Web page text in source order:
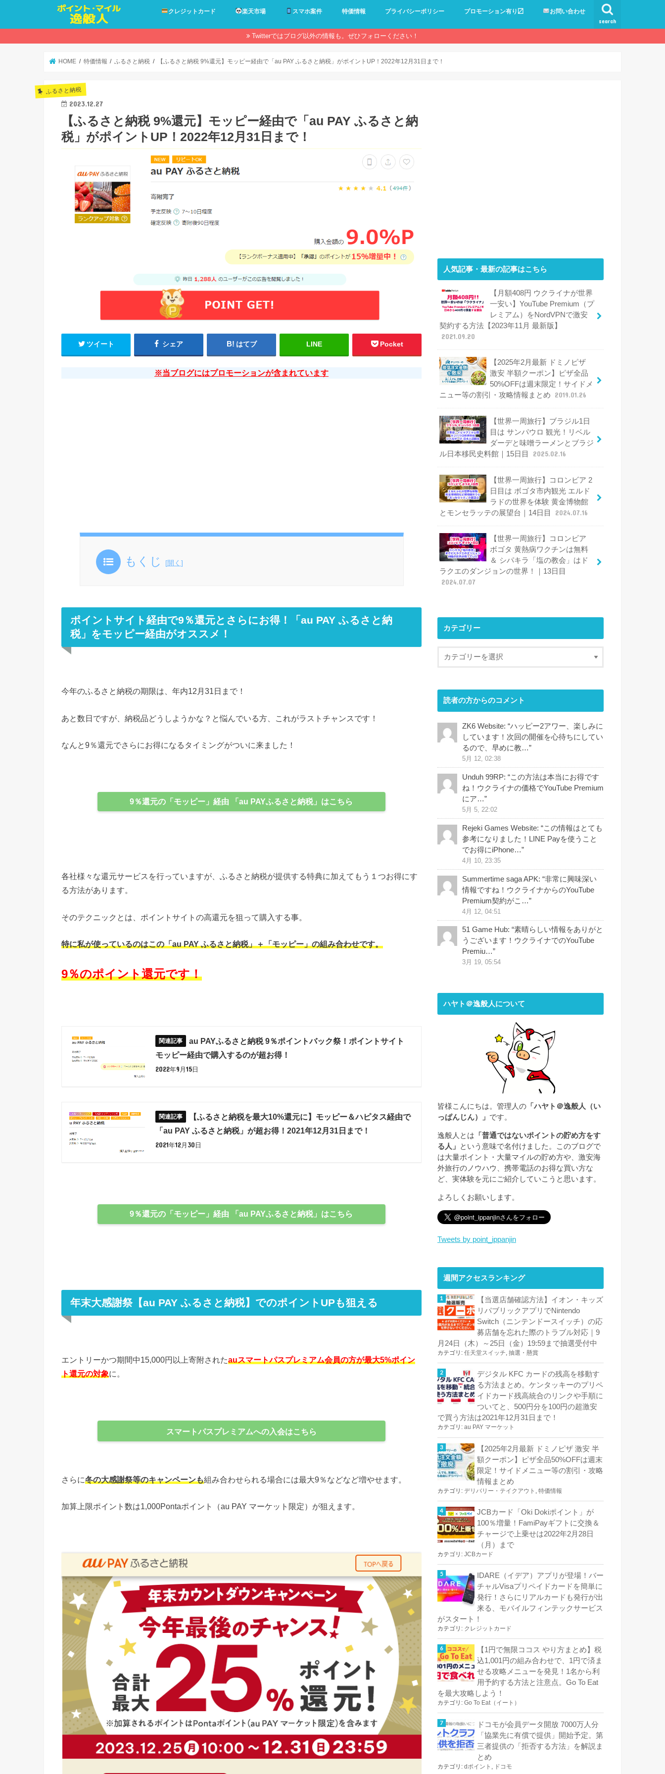
search
クレジットカード 楽天市場 スマホ案件 特価情報 プライバシーポリシー プロモーション有り〼 お問い合わせ
Twitterではブログ以外の情報も。ぜひフォローください！
HOME 特価情報 ふるさと納税 【ふるさと納税 9%還元】モッピー経由で「au PAY ふるさと納税」がポイントUP！2022年12月31日まで！
ふるさと納税
2023.12.27
【ふるさと納税 9%還元】モッピー経由で「au PAY ふるさと納
税」がポイントUP！2022年12月31日まで！
ツイート シェア はてブ LINE Pocket
※当ブログにはプロモーションが含まれています
もくじ [開く ]
ポイントサイト経由で9％還元とさらにお得！「au PAY ふるさと納
税」をモッピー経由がオススメ！
今年のふるさと納税の期限は、年内12月31日まで！
あと数日ですが、納税品どうしようかな？と悩んでいる方、これがラストチャンスです！
なんと9％還元でさらにお得になるタイミングがついに来ました！
9％還元の「モッピー」経由 「au PAYふるさと納税」はこちら
各社様々な還元サービスを行っていますが、ふるさと納税が提供する特典に加えてもう１つお得にす
る方法があります。
そのテクニックとは、ポイントサイトの高還元を狙って購入する事。
特に私が使っているのはこの「au PAY ふるさと納税」＋「モッピー」の組み合わせです。
9％のポイント還元です！
au PAYふるさと納税 9％ポイントバック祭！ポイントサイト
モッピー経由で購入するのが超お得！
2022年9月15日
【ふるさと納税を最大10%還元に】モッピー＆ハピタス経由で
「au PAY ふるさと納税」が超お得！2021年12月31日まで！
2021年12月30日
9％還元の「モッピー」経由 「au PAYふるさと納税」はこちら
年末大感謝祭【au PAY ふるさと納税】でのポイントUPも狙える
エントリーかつ期間中15,000円以上寄附されたauスマートパスプレミアム会員の方が最大5%ポイン
ト還元の対象に。
スマートパスプレミアムへの入会はこちら
さらに冬の大感謝祭等のキャンペーンも組み合わせられる場合には最大9％などなど増やせます。
加算上限ポイント数は1,000Pontaポイント（au PAY マーケット限定）が狙えます。
人気記事・最新の記事はこちら
【月額408円 ウクライナが世界
一安い】YouTube Premium（プ
レミアム）をNordVPNで激安
契約する方法【2023年11月 最新版】
2021.09.20
【2025年2月最新 ドミノピザ
激安 半額クーポン】ピザ全品
50%OFFは週末限定！サイドメ
ニュー等の割引・攻略情報まとめ
2019.01.26
【世界一周旅行】ブラジル1日
目は サンパウロ 観光！リベル
ダーデと味噌ラーメンとブラジ
ル日本移民史料館｜15日目
2025.02.16
【世界一周旅行】コロンビア 2
日目は ボゴタ市内観光 エルド
ラドの世界を体験 黄金博物館
とモンセラッテの展望台｜14日目
2024.07.16
【世界一周旅行】コロンビア
ボゴタ 黄熱病ワクチンは無料
＆ シパキラ「塩の教会」はド
ラクエのダンジョンの世界！｜13日目
2024.07.07
カテゴリー
読者の方からのコメント
ZK6 Website: “ハッピー2アワー、楽しみに
しています！次回の開催を心待ちにしてい
るので、早めに教…”
5月 12, 02:38
Unduh 99RP: “この方法は本当にお得です
ね！ウクライナの価格でYouTube Premium
にア…”
5月 5, 22:02
Rejeki Games Website: “この情報はとても
参考になりました！LINE Payを使うこと
でお得にiPhone…”
4月 10, 23:35
Summertime saga APK: “非常に興味深い
情報ですね！ウクライナからのYouTube
Premium契約がこ…”
4月 12, 04:51
51 Game Hub: “素晴らしい情報をありがと
うございます！ウクライナでのYouTube
Premiu…”
3月 19, 05:54
ハヤト＠逸般人について
皆様こんにちは。管理人の 「ハヤト＠逸般人（い
っぱんじん）」 です。
逸般人とは 「普通ではないポイントの貯め方をす
る人」
という意味で名付けました。このブログで
は大量ポイント・大量マイルの貯め方や、激安海
外旅行のノウハウ、携帯電話のお得な買い方な
ど、実体験を元にご紹介していこうと思います。
よろしくお願いします。
Tweets by point_ippanjin
週間アクセスランキング
【当選店舗確認方法】イオン・キッズ
リパブリックアプリでNintendo
Switch（ニンテンドースイッチ）の応
募店舗を忘れた際のトラブル対応｜9
月24日（木）～25日（金）19:59まで抽選受付中
カテゴリ: 任天堂スイッチ, 抽選・懸賞
デジタル KFC カードの残高を移動す
る方法まとめ。ケンタッキーのプリペ
イドカード残高統合のリンクや手順に
ついてと、500円分を100円の超激安
で買う方法は2021年12月31日まで！
カテゴリ: au PAY マーケット
【2025年2月最新 ドミノピザ 激安 半
額クーポン】ピザ全品50%OFFは週末
限定！サイドメニュー等の割引・攻略
情報まとめ
カテゴリ: デリバリー・テイクアウト 特価情報
JCBカード「Oki Dokiポイント」が
100％増量！FamiPayギフトに交換＆
チャージで上乗せは2022年2月28日
（月）まで
カテゴリ: JCBカード
IDARE（イデア）アプリが登場！バー
チャルVisaプリペイドカードを簡単に
発行！さらにリアルカードも発行が出
来る、モバイルフィンテックサービス
がスタート！
カテゴリ: クレジットカード
【1円で無限ココス やり方まとめ】税
込1,001円の組み合わせで、1円で済ま
せる攻略メニューを発見！1名から利
用予約する方法と注意点。Go To Eat
を最大攻略しよう！
カテゴリ: Go To Eat（イート）
ドコモが会員データ開放 7000万人分
「協業先に有償で提供」開始予定。第
三者提供の「拒否する方法」を解説ま
とめ
カテゴリ: dポイント ドコモ